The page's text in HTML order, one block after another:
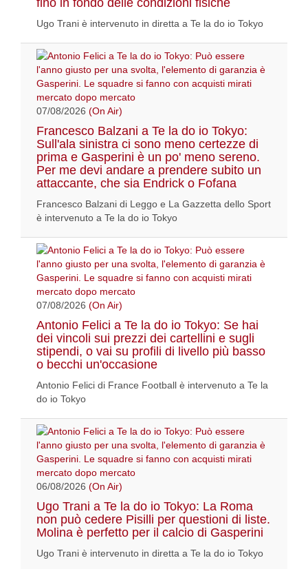
fino in fondo delle condizioni fisiche
Ugo Trani è intervenuto in diretta a Te la do io Tokyo
07/08/2026 (On Air)
Francesco Balzani a Te la do io Tokyo:
Sull'ala sinistra ci sono meno certezze di
prima e Gasperini è un po' meno sereno.
Per me devi andare a prendere subito un
attaccante, che sia Endrick o Fofana
Francesco Balzani di Leggo e La Gazzetta dello Sport
è intervenuto a Te la do io Tokyo
07/08/2026 (On Air)
Antonio Felici a Te la do io Tokyo: Se hai
dei vincoli sui prezzi dei cartellini e sugli
stipendi, o vai su profili di livello più basso
o becchi un'occasione
Antonio Felici di France Football è intervenuto a Te la
do io Tokyo
06/08/2026 (On Air)
Ugo Trani a Te la do io Tokyo: La Roma
non può cedere Pisilli per questioni di liste.
Molina è perfetto per il calcio di Gasperini
Ugo Trani è intervenuto in diretta a Te la do io Tokyo